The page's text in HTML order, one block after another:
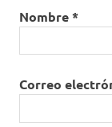
Nombre*
Correo